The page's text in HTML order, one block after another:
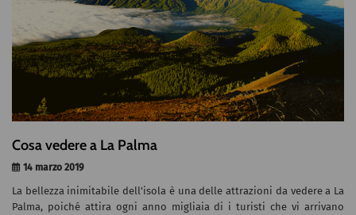
Cosa vedere a La Palma
14 marzo 2019
La bellezza inimitabile dell'isola è una delle attrazioni da vedere a La
Palma, poiché attira ogni anno migliaia di i turisti che vi arrivano